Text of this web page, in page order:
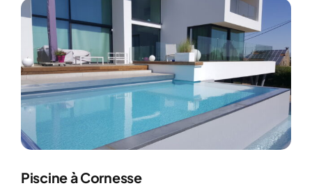
Piscine à Cornesse